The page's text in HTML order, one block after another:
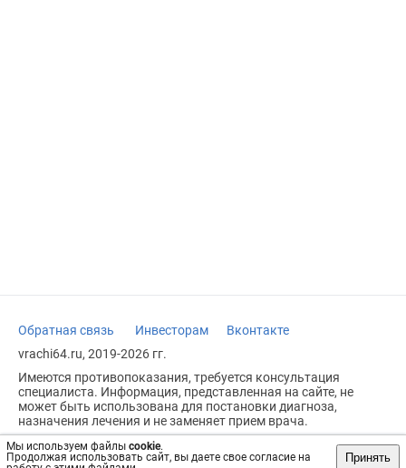
Мы используем файлы cookie.
Продолжая использовать сайт, вы даете свое согласие на
Принять
Обратная связь Инвесторам
Вконтакте
vrachi64.ru, 2019-2026 гг.
Имеются противопоказания, требуется консультация
специалиста. Информация, представленная на сайте, не
может быть использована для постановки диагноза,
назначения лечения и не заменяет прием врача.
Возрастное ограничение: 18+